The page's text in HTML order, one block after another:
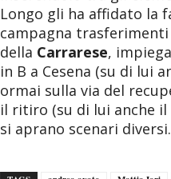
Longo gli ha affidato la
campagna
della Carrarese,
in B a Cesena (su di lui
ormai sulla via del
il ritiro (su di lui anche
si aprano scenari